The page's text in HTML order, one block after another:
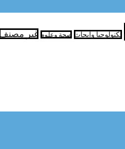
تكنولوجيا وابحاث صحة وعلوم غير مصنف